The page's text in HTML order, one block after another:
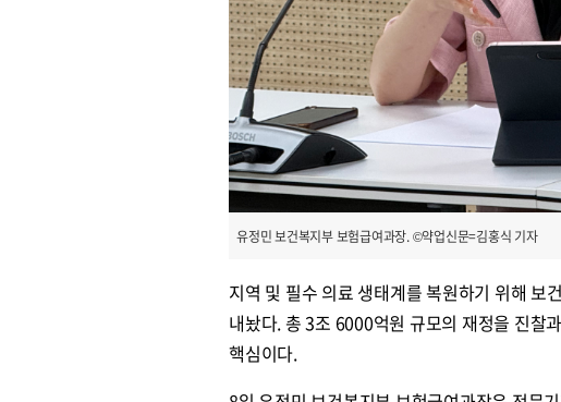
유정민 보건복지부 보험급여과장. ©약업신문=김홍식 기자
지역 및 필수 의료 생태계를 복원하기 위해 보
내놨다. 총 3조 6000억원 규모의 재정을 진찰
핵심이다.